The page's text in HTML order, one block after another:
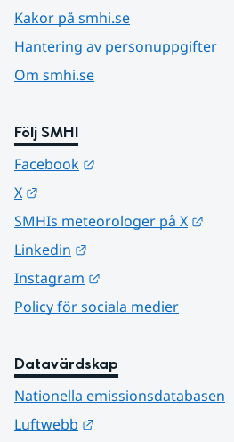
Kakor på smhi.se
Hantering av personuppgifter
Om smhi.se
Följ SMHI
Facebook
X
SMHIs meteorologer på X
Linkedin
Instagram
Policy för sociala medier
Datavärdskap
Nationella emissionsdatabasen
Luftwebb